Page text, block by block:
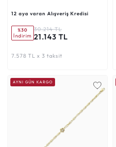
12 aya varan Alışveriş Kredisi
%30
İndirim
30.214 TL
21.143 TL
7.578 TL x 3 taksit
AYNI GÜN KARGO